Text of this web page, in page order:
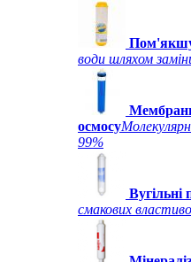
води шляхом
осмосу
99%
Вугільні
смакових